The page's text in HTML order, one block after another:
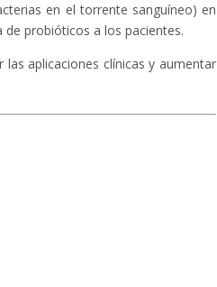
en el torrente sanguíneo) en
probióticos a los pacientes.
aplicaciones clínicas y aumentar